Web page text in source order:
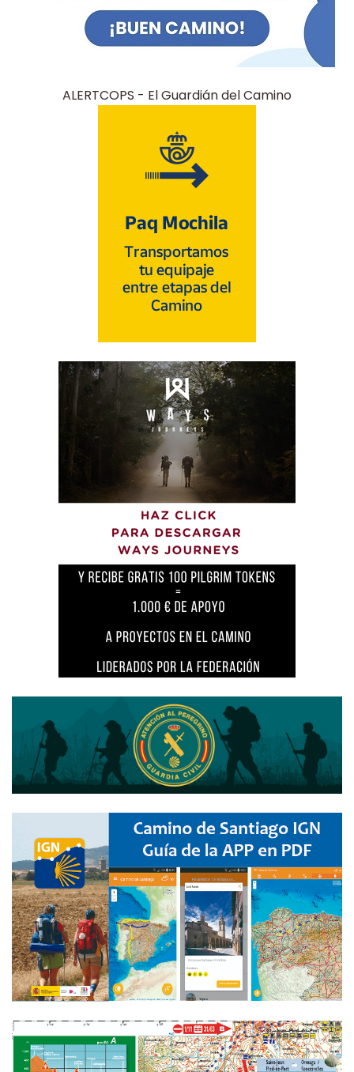
ALERTCOPS - El Guardián del Camino